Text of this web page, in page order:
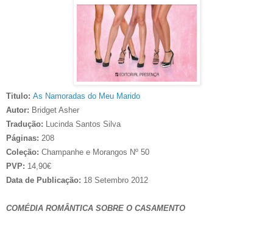
Titulo: As Namoradas do Meu Marido
Autor: Bridget Asher
Tradução: Lucinda Santos Silva
Páginas: 208
Coleção: Champanhe e Morangos Nº 50
PVP: 14,90€
Data de Publicação: 18 Setembro 2012
COMÉDIA ROMÂNTICA SOBRE O CASAMENTO